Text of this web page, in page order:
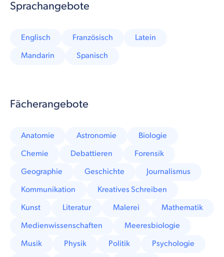
Sprachangebote
Englisch Französisch
Latein
Mandarin
Spanisch
Fächerangebote
Anatomie Astronomie
Biologie
Chemie
Debattieren
Forensik
Geographie
Geschichte
Journalismus
Kommunikation
Kreatives Schreiben
Kunst
Literatur Malerei
Mathematik
Medienwissenschaften
Meeresbiologie
Musik
Physik Politik
Psychologie